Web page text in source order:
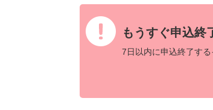
もうすぐ申込終
7日以内に申込終了す